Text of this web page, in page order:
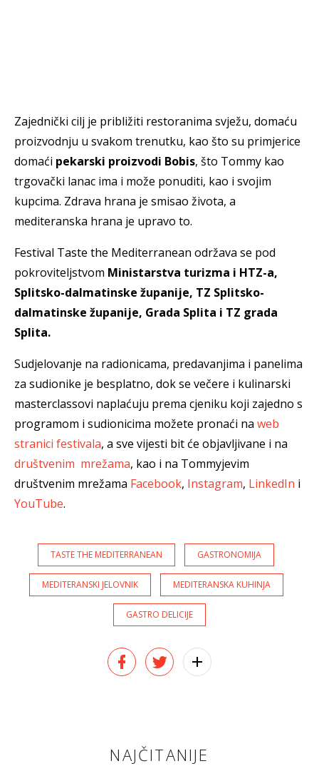
Zajednički cilj je približiti restoranima svježu, domaću
proizvodnju u svakom trenutku, kao što su primjerice
domaći pekarski proizvodi Bobis, što Tommy kao
trgovački lanac ima i može ponuditi, kao i svojim
kupcima. Zdrava hrana je smisao života, a
mediteranska hrana je upravo to.
Festival Taste the Mediterranean održava se pod
pokroviteljstvom Ministarstva turizma i HTZ-a,
Splitsko-dalmatinske županije, TZ Splitsko-
dalmatinske županije, Grada Splita i TZ grada
Splita.
Sudjelovanje na radionicama, predavanjima i panelima
za sudionike je besplatno, dok se večere i kulinarski
masterclassovi naplaćuju prema cjeniku koji zajedno s
programom i sudionicima možete pronaći na web
stranici festivala, a sve vijesti bit će objavljivane i na
društvenim mrežama, kao i na Tommyjevim
društvenim mrežama Facebook, Instagram, LinkedIn i
YouTube.
TASTE THE MEDITERRANEAN GASTRONOMIJA
MEDITERANSKI JELOVNIK MEDITERANSKA KUHINJA
GASTRO DELICIJE
NAJČITANIJE